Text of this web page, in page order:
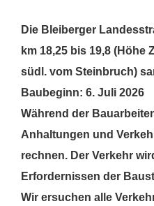
Die Bleiberger
km 18,25 bis 19,8
südl. vom Steinbruch)
Baubeginn: 6. Juli 2026
Während der
Anhaltungen und
rechnen. Der Verkehr
Erfordernissen der
Wir ersuchen alle